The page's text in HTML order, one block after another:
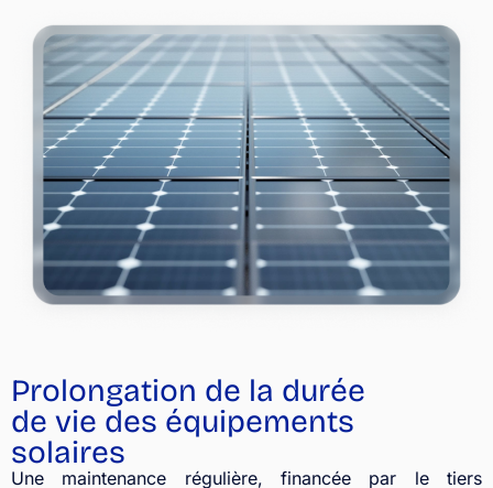
Prolongation de la durée
de vie des équipements
solaires
Une maintenance régulière, financée par le tiers